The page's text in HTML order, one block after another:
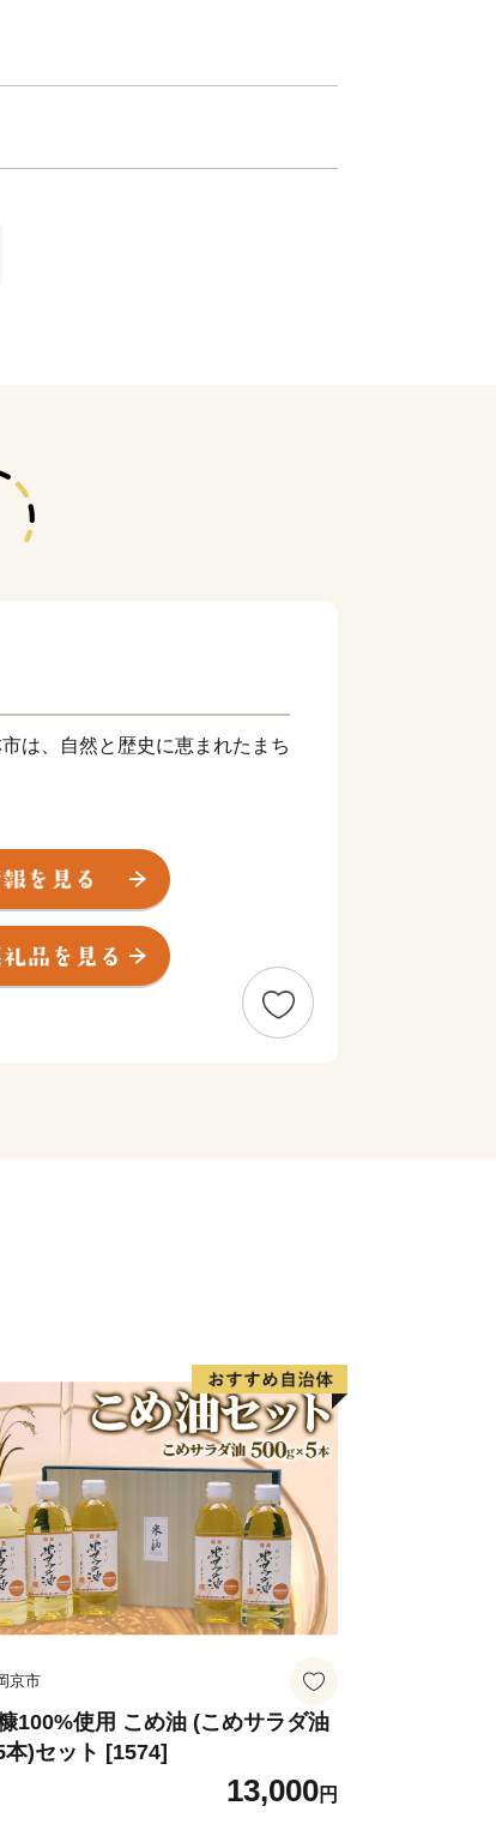
は、自然と歴史に恵まれたまち
川をはさんで平野が広がり、古
富田林寺内町は、大阪府内唯一
定されており、歴史的に貴重な
城連峰を背景に、緑豊かな丘陵
観にあふれています。また、西
京市
100%使用 こめ油 (こめサラダ油
)セット [1574]
13,000円